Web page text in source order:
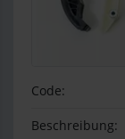
Code:
Beschreibung: